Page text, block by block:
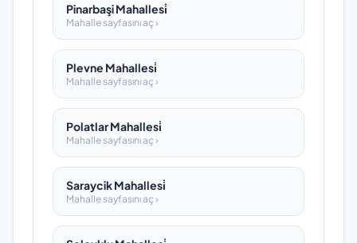
Pinarbaşi Mahallesi̇
Mahalle sayfasını aç ›
Plevne Mahallesi̇
Mahalle sayfasını aç ›
Polatlar Mahallesi̇
Mahalle sayfasını aç ›
Saraycik Mahallesi̇
Mahalle sayfasını aç ›